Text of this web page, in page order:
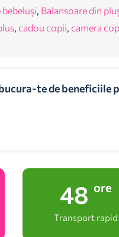
bebeluși, Balansoare din
, cadou copii, camera
te de beneficiile
48 ore
Transport rapid